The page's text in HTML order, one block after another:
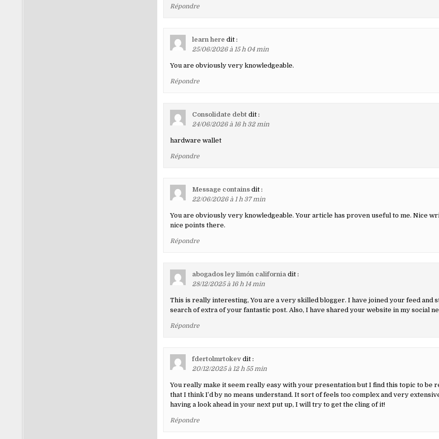
Répondre
learn here dit :
25/06/2026 à 15 h 04 min
You are obviously very knowledgeable.
Répondre
Consolidate debt dit :
24/06/2026 à 16 h 32 min
hardware wallet
Répondre
Message contains dit :
22/06/2026 à 1 h 37 min
You are obviously very knowledgeable. Your article has proven useful to me. Nice
nice points there.
Répondre
abogados ley limón california dit :
28/12/2025 à 16 h 14 min
This is really interesting, You are a very skilled blogger. I have joined your feed and
search of extra of your fantastic post. Also, I have shared your website in my social
Répondre
fdertolmrtokev dit :
20/12/2025 à 12 h 55 min
You really make it seem really easy with your presentation but I find this topic to be
that I think I’d by no means understand. It sort of feels too complex and very
having a look ahead in your next put up, I will try to get the cling of it!
Répondre